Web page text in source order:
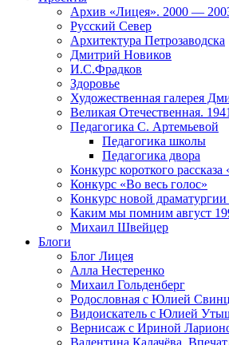
Архив «Лицея». 2000 —
Русский Север
Архитектура Петрозаводска
Дмитрий Новиков
И.С.Фрадков
Здоровье
Художественная галерея
Великая Отечественная.
Педагогика С. Артемьевой
Педагогика школы
Педагогика двора
Конкурс короткого рассказа
Конкурс «Во весь голос»
Конкурс новой драматургии
Каким мы помним август
Михаил Швейцер
Блоги
Блог Лицея
Алла Нестеренко
Михаил Гольденберг
Родословная с Юлией
Видоискатель с Юлией
Вернисаж с Ириной